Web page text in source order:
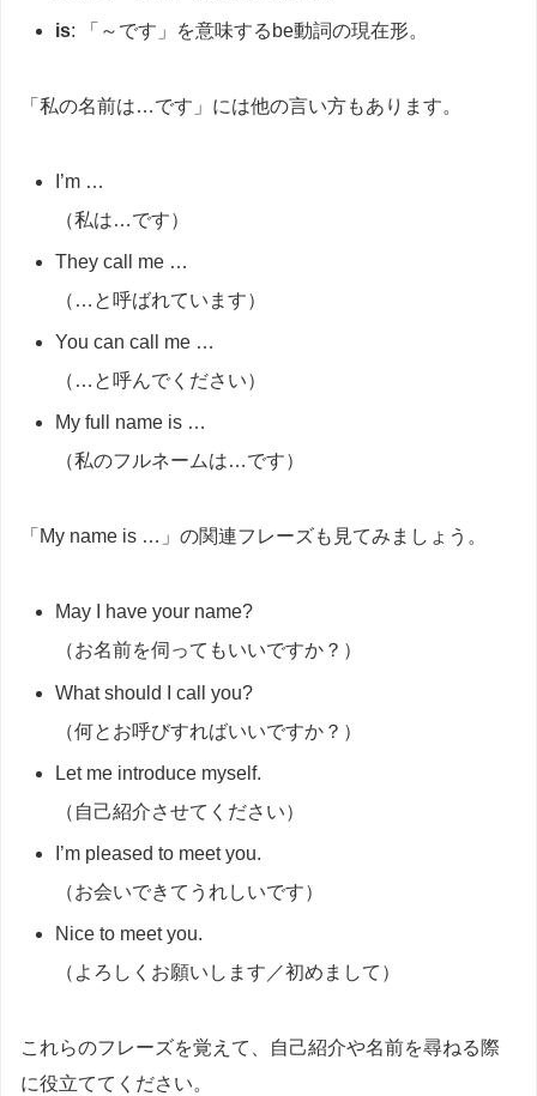
is: 「～です」を意味するbe動詞の現在形。
「私の名前は…です」には他の言い方もあります。
I’m …
（私は…です）
They call me …
（…と呼ばれています）
You can call me …
（…と呼んでください）
My full name is …
（私のフルネームは…です）
「My name is …」の関連フレーズも見てみましょう。
May I have your name?
（お名前を伺ってもいいですか？）
What should I call you?
（何とお呼びすればいいですか？）
Let me introduce myself.
（自己紹介させてください）
I’m pleased to meet you.
（お会いできてうれしいです）
Nice to meet you.
（よろしくお願いします／初めまして）
これらのフレーズを覚えて、自己紹介や名前を尋ねる際
に役立ててください。